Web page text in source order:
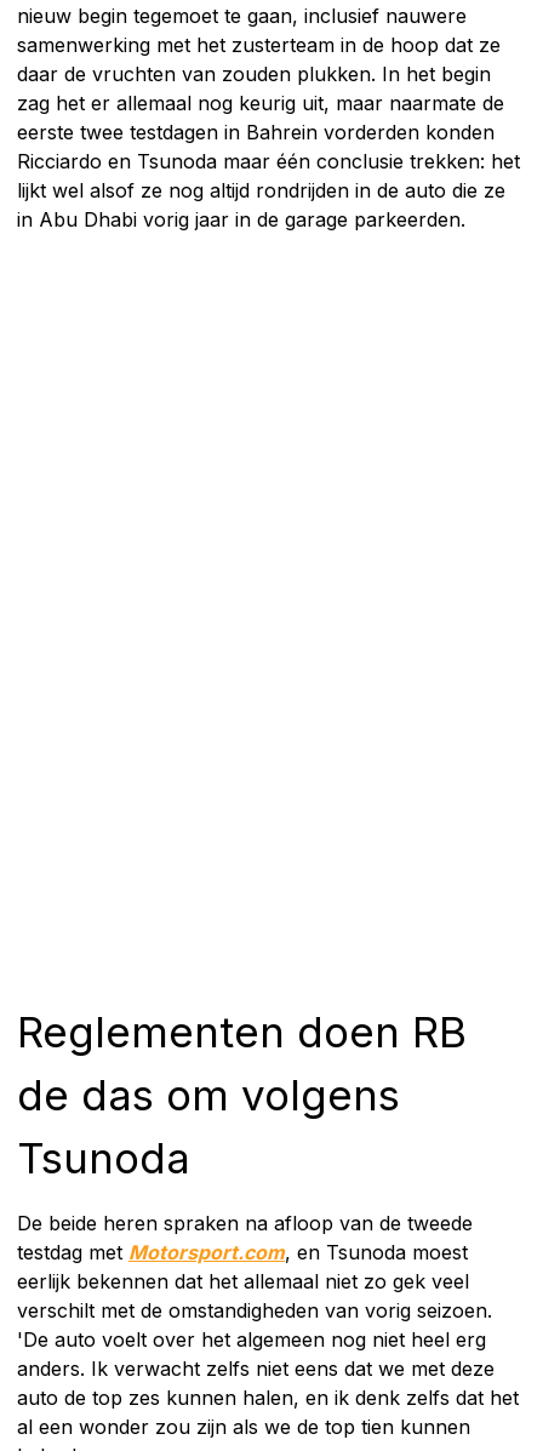
nieuw begin tegemoet te gaan, inclusief nauwere
samenwerking met het zusterteam in de hoop dat ze
daar de vruchten van zouden plukken. In het begin
zag het er allemaal nog keurig uit, maar naarmate de
eerste twee testdagen in Bahrein vorderden konden
Ricciardo en Tsunoda maar één conclusie trekken: het
lijkt wel alsof ze nog altijd rondrijden in de auto die ze
in Abu Dhabi vorig jaar in de garage parkeerden.
Reglementen doen RB
de das om volgens
Tsunoda
De beide heren spraken na afloop van de tweede
testdag met Motorsport.com, en Tsunoda moest
eerlijk bekennen dat het allemaal niet zo gek veel
verschilt met de omstandigheden van vorig seizoen.
'De auto voelt over het algemeen nog niet heel erg
anders. Ik verwacht zelfs niet eens dat we met deze
auto de top zes kunnen halen, en ik denk zelfs dat het
al een wonder zou zijn als we de top tien kunnen